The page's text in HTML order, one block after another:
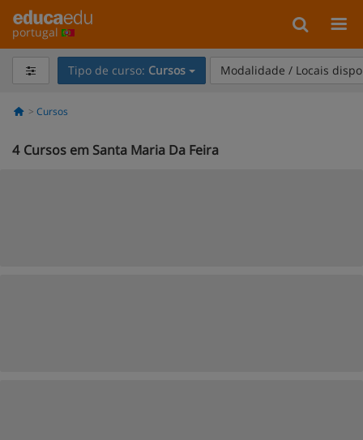
portugal
Tipo de curso: Cursos Modalidade / Locais
Cursos
4 Cursos em Santa Maria Da Feira